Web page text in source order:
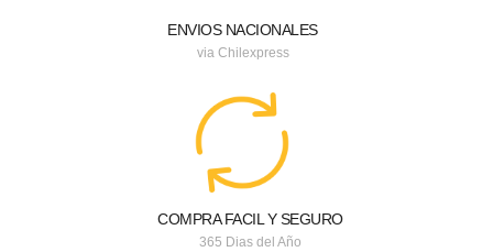
ENVIOS NACIONALES
via Chilexpress
COMPRA FACIL Y SEGURO
365 Dias del Año